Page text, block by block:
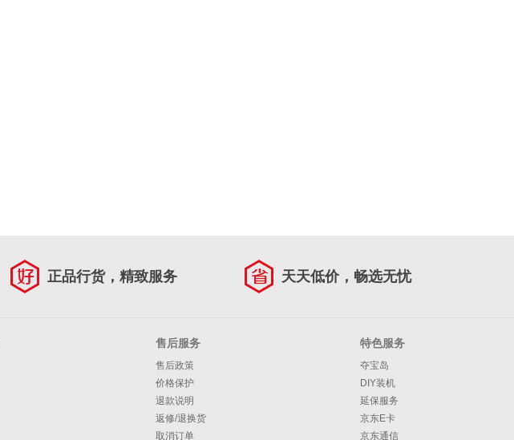
正品行货，精致服务 天天低价，畅选无忧
售后服务
售后政策
价格保护
退款说明
返修/退换货
取消订单
特色服务
夺宝岛
DIY装机
延保服务
京东E卡
京东通信